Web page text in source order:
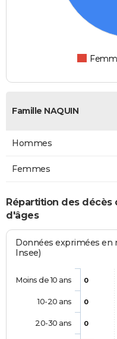
Famille NAQUIN
Hommes
Femmes
Répartition des décès
d'âges
Données exprimées en
Insee)
0
0
0
Moins de 10 ans
10-20 ans
20-30 ans